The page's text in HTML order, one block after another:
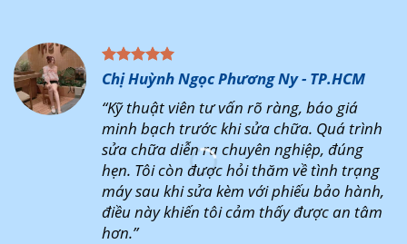
Chị Huỳnh Ngọc Phương Ny - TP.HCM
“Kỹ thuật viên tư vấn rõ ràng, báo giá
minh bạch trước khi sửa chữa. Quá trình
sửa chữa diễn ra chuyên nghiệp, đúng
hẹn. Tôi còn được hỏi thăm về tình trạng
máy sau khi sửa kèm với phiếu bảo hành,
điều này khiến tôi cảm thấy được an tâm
hơn.”